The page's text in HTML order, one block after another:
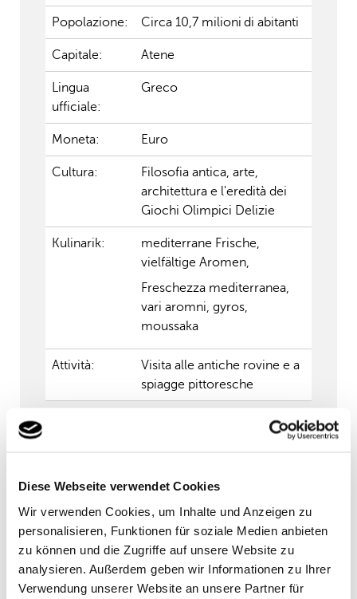
Diese Webseite verwendet Cookies
Wir verwenden Cookies, um Inhalte und Anzeigen zu
personalisieren, Funktionen für soziale Medien anbieten
zu können und die Zugriffe auf unsere Website zu
analysieren. Außerdem geben wir Informationen zu Ihrer
Verwendung unserer Website an unsere Partner für
Popolazione: Circa 10,7 milioni di abitanti
Capitale: Atene
Lingua
ufficiale:
Greco
Moneta: Euro
Cultura:
Filosofia antica, arte,
architettura e l'eredità dei
Giochi Olimpici Delizie
Kulinarik:
mediterrane Frische,
vielfältige Aromen,
Freschezza mediterranea,
vari aromni, gyros,
moussaka
Attività:
Visita alle antiche rovine e a
spiagge pittoresche